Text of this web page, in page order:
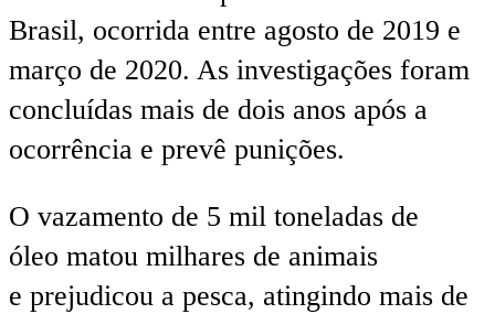
Brasil, ocorrida entre agosto de 2019 e
março de 2020. As investigações foram
concluídas mais de dois anos após a
ocorrência e prevê punições.
O vazamento de 5 mil toneladas de
óleo matou milhares de animais
e prejudicou a pesca, atingindo mais de